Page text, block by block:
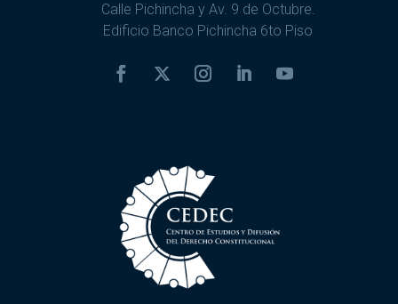
Calle Pichincha y Av. 9 de Octubre.
Edificio Banco Pichincha 6to Piso